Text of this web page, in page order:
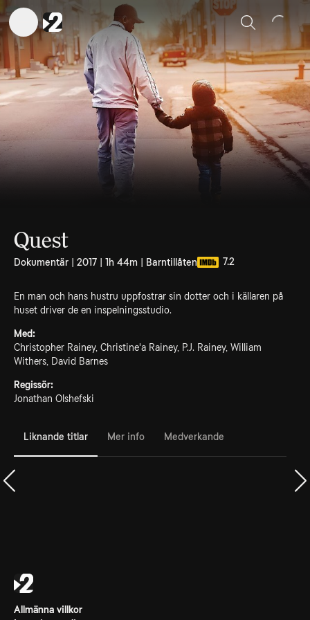
Sök
Quest
Dokumentär | 2017 | 1h 44m | Barntillåten 7.2
En man och hans hustru uppfostrar sin dotter och i källaren på
huset driver de en inspelningsstudio.
Med:
Christopher Rainey, Christine'a Rainey, P.J. Rainey, William
Withers, David Barnes
Regissör:
Jonathan Olshefski
Liknande titlar Mer info Medverkande
Allmänna villkor